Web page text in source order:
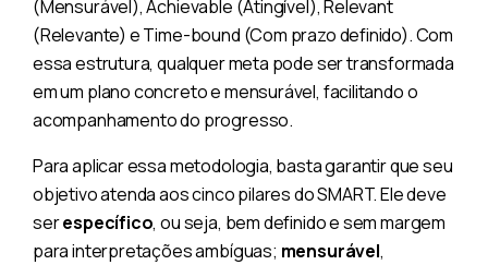
(Mensurável), Achievable (Atingível), Relevant
(Relevante) e Time-bound (Com prazo definido). Com
essa estrutura, qualquer meta pode ser transformada
em um plano concreto e mensurável, facilitando o
acompanhamento do progresso.
Para aplicar essa metodologia, basta garantir que seu
objetivo atenda aos cinco pilares do SMART. Ele deve
serespecífico, ou seja, bem definido e sem margem
para interpretações ambíguas; mensurável,